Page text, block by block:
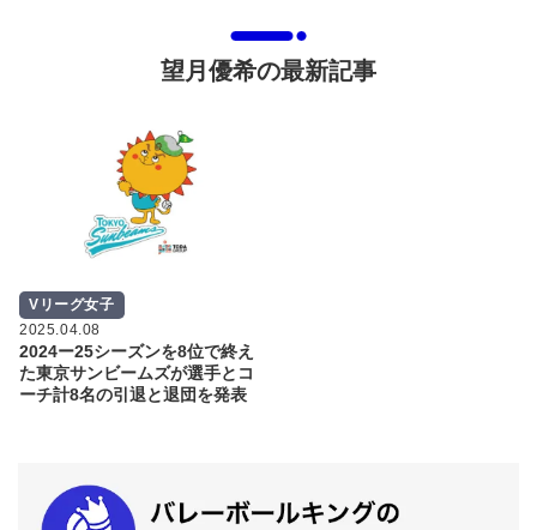
望月優希の最新記事
Vリーグ女子
2025.04.08
2024ー25シーズンを8位で終え
た東京サンビームズが選手とコ
ーチ計8名の引退と退団を発表